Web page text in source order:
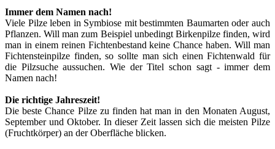
Immer dem Namen nach!
Viele Pilze leben in Symbiose mit bestimmten Baumarten oder auch
Pflanzen. Will man zum Beispiel unbedingt Birkenpilze finden, wird
man in einem reinen Fichtenbestand keine Chance haben. Will man
Fichtensteinpilze finden, so sollte man sich einen Fichtenwald für
die Pilzsuche aussuchen. Wie der Titel schon sagt - immer dem
Namen nach!
Die richtige Jahreszeit!
Die beste Chance Pilze zu finden hat man in den Monaten August,
September und Oktober. In dieser Zeit lassen sich die meisten Pilze
(Fruchtkörper) an der Oberfläche blicken.